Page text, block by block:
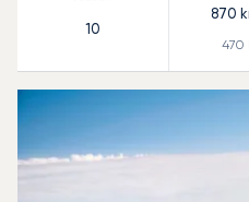
10
870
470